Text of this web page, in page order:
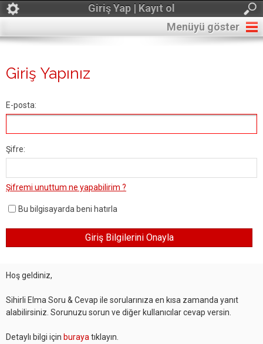
Giriş Yap | Kayıt ol
Menüyü göster
Giriş Yapınız
E-posta:
Şifre:
Şifremi unuttum ne yapabilirim ?
Bu bilgisayarda beni hatırla
Hoş geldiniz,
Sihirli Elma Soru & Cevap ile sorularınıza en kısa zamanda yanıt
alabilirsiniz. Sorunuzu sorun ve diğer kullanıcılar cevap versin.
Detaylı bilgi için buraya tıklayın.